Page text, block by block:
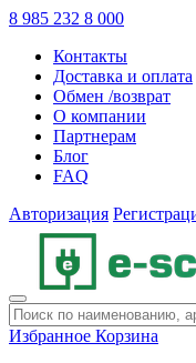
8 985 232 8 000
Контакты
Доставка и оплата
Обмен /возврат
О компании
Партнерам
Блог
FAQ
Авторизация
Избранное Корзина